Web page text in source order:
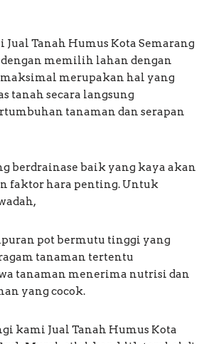
Jual Tanah Humus Kota Semarang
dengan memilih lahan dengan
merupakan hal yang
tanah secara langsung
tanaman dan serapan
berdrainase baik yang kaya akan
faktor hara penting. Untuk
pot bermutu tinggi yang
tanaman tertentu
tanaman menerima nutrisi dan
yang cocok.
kami Jual Tanah Humus Kota